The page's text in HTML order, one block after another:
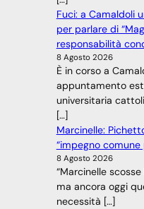
Fuci: a Camaldoli
per parlare di
responsabilità
8 Agosto 2026
È in corso a
appuntamento
universitaria
[…]
Marcinelle:
“impegno comune
8 Agosto 2026
“Marcinelle
ma ancora oggi
necessità […]